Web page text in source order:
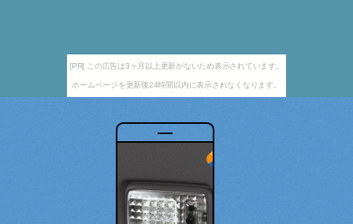
[PR] この広告は3ヶ月以上更新がないため表示されています。
ホームページを更新後24時間以内に表示されなくなります。